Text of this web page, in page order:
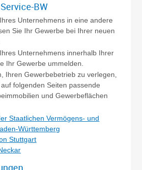
BW
Unternehmens in eine andere
Sie Ihr Gewerbe bei Ihrer neuen
Unternehmens innerhalb Ihrer
Ihr Gewerbe ummelden.
Ihren Gewerbebetrieb zu verlegen,
folgenden Seiten passende
und Gewerbeflächen
Staatlichen Vermögens- und
Württemberg
Stuttgart